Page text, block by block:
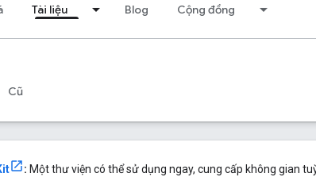
Tài liệu Blog Cộng đồng
Cũ
: Một thư viện có thể sử dụng ngay, cung cấp không gian